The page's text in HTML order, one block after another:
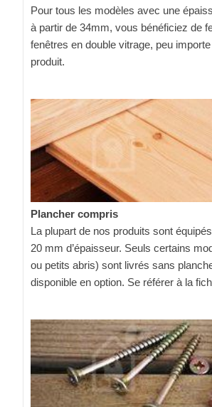
Pour tous les modèles avec une
à partir de 34mm, vous bénéficiez de
fenêtres en double vitrage, peu
produit.
Plancher compris
La plupart de nos produits sont
20 mm d’épaisseur. Seuls certains
ou petits abris) sont livrés sans
disponible en option. Se référer à la